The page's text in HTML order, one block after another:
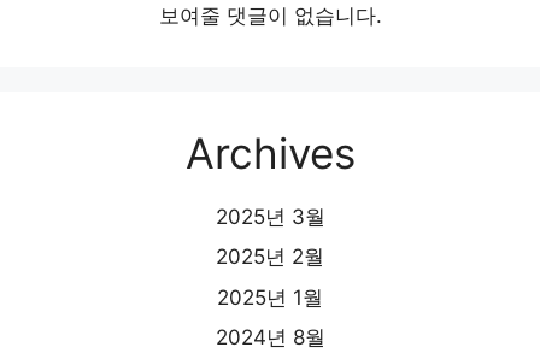
보여줄 댓글이 없습니다.
Archives
2025년 3월
2025년 2월
2025년 1월
2024년 8월